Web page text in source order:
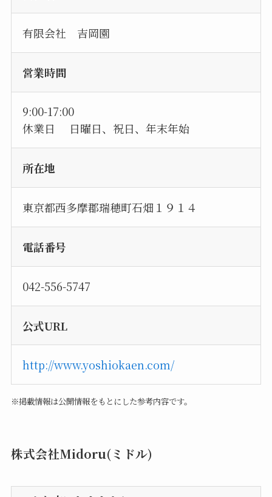
有限会社 吉岡園
営業時間
9:00-17:00
休業日 日曜日、祝日、年末年始
所在地
東京都西多摩郡瑞穂町石畑１９１４
電話番号
042-556-5747
公式URL
http://www.yoshiokaen.com/
※掲載情報は公開情報をもとにした参考内容です。
株式会社Midoru(ミドル)